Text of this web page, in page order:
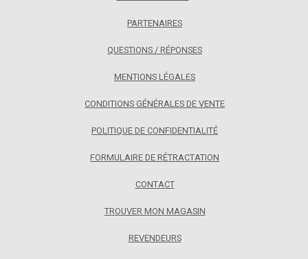
PARTENAIRES
QUESTIONS / RÉPONSES
MENTIONS LÉGALES
CONDITIONS GÉNÉRALES DE VENTE
POLITIQUE DE CONFIDENTIALITÉ
FORMULAIRE DE RÉTRACTATION
CONTACT
TROUVER MON MAGASIN
REVENDEURS